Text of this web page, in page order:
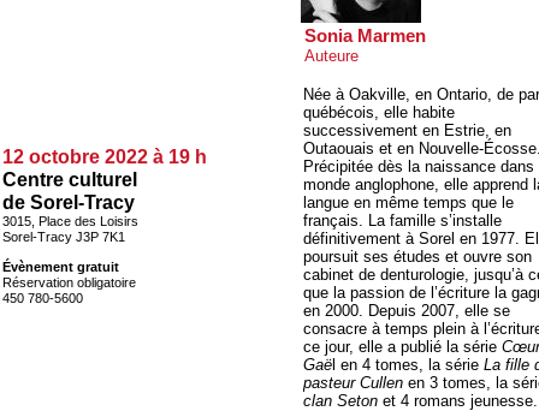
12 octobre 2022 à 19 h
Centre culturel
de Sorel-Tracy
3015, Place des Loisirs
Sorel-Tracy J3P 7K1
Évènement gratuit
Réservation obligatoire
450 780-5600
Née à Oakville, en Ontario, de
québécois, elle habite
successivement en Estrie, en
Outaouais et en Nouvelle-
Précipitée dès la naissance dans
monde anglophone, elle apprend
langue en même temps que le
français. La famille s’installe
définitivement à Sorel en 1977.
poursuit ses études et ouvre son
cabinet de denturologie, jusqu’à
que la passion de l’écriture la
en 2000. Depuis 2007, elle se
consacre à temps plein à
ce jour, elle a publié la série
Gaë l en 4 tomes, la série La fille
pasteur Cullen en 3 tomes, la
clan Seton et 4 romans jeunesse.
Sonia Marmen
Auteure